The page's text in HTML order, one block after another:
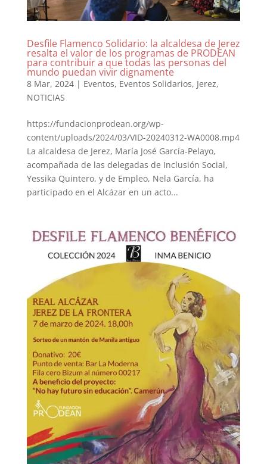
Desfile Flamenco Solidario: la alcaldesa de Jerez
resalta el valor de los programas de PRODEAN
para contribuir a que todas las personas del
mundo puedan vivir dignamente
8 Mar, 2024| Eventos, Eventos Solidarios, Jerez,
NOTICIAS
https://fundacionprodean.org/wp-
content/uploads/2024/03/VID-20240312-WA0008.mp4
La alcaldesa de Jerez, María José García-Pelayo,
acompañada de las delegadas de Inclusión Social,
Yessika Quintero, y de Empleo, Nela García, ha
participado en el Alcázar en un acto...